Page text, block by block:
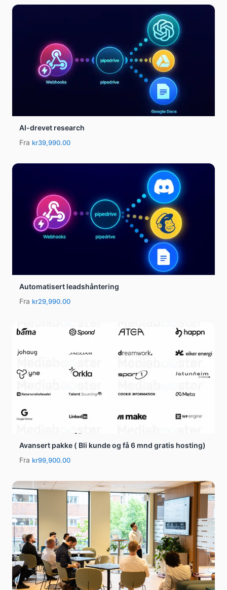
AI-drevet research
Fra kr39,990.00
Automatisert leadshåntering
Fra kr29,990.00
Avansert pakke ( Bli kunde og få 6 mnd gratis hosting)
Fra kr99,900.00